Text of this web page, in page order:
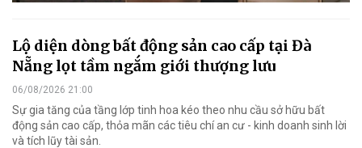
Lộ diện dòng bất động sản cao cấp tại Đà
Nẵng lọt tầm ngắm giới thượng lưu
06/08/2026 21:00
Sự gia tăng của tầng lớp tinh hoa kéo theo nhu cầu sở hữu bất
động sản cao cấp, thỏa mãn các tiêu chí an cư - kinh doanh sinh lời
và tích lũy tài sản.